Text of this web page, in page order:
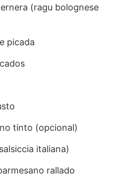
(ragu bolognese
picada
tinto (opcional)
italiana)
rallado